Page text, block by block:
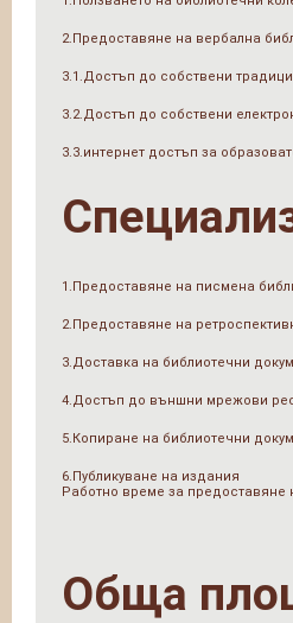
2.Предоставяне на вербална
3.1.Достъп до собствени
3.2.Достъп до собствени
3.3.интернет достъп за
1.Предоставяне на писмена
2.Предоставяне на
3.Доставка на библиотечни
4.Достъп до външни мрежови
5.Копиране на библиотечни
6.Публикуване на издания
Работно време за предоставяне
Обща